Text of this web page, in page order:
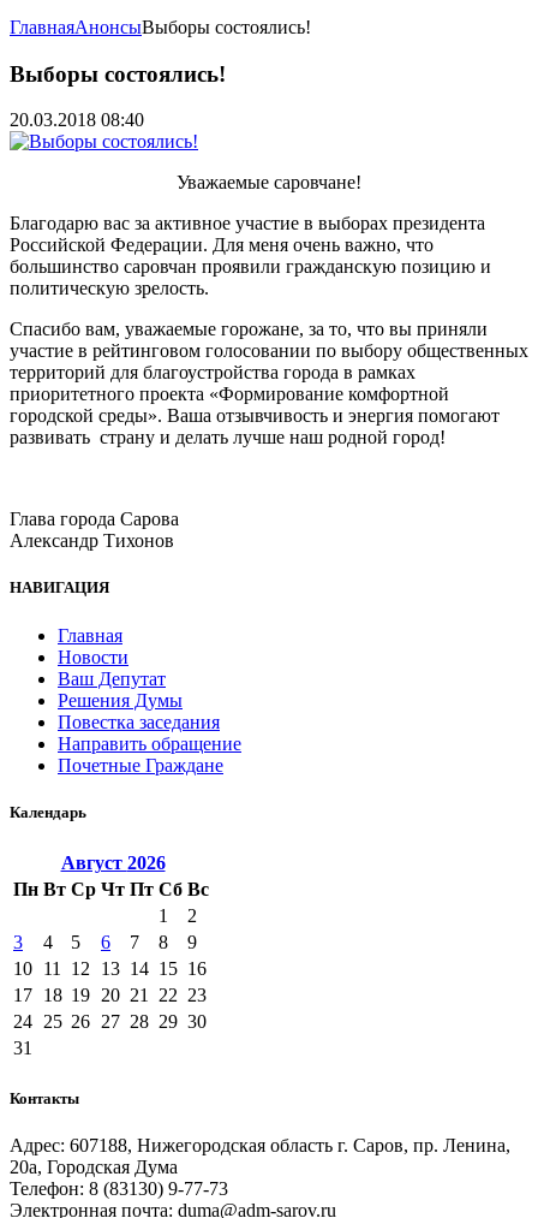
ГлавнаяАнонсыВыборы состоялись!
Выборы состоялись!
20.03.2018 08:40
Уважаемые саровчане!
Благодарю вас за активное участие в выборах президента
Российской Федерации. Для меня очень важно, что
большинство саровчан проявили гражданскую позицию и
политическую зрелость.
Спасибо вам, уважаемые горожане, за то, что вы приняли
участие в рейтинговом голосовании по выбору общественных
территорий для благоустройства города в рамках
приоритетного проекта «Формирование комфортной
городской среды». Ваша отзывчивость и энергия помогают
развивать страну и делать лучше наш родной город!
Глава города Сарова
Александр Тихонов
НАВИГАЦИЯ
Главная
Новости
Ваш Депутат
Решения Думы
Повестка заседания
Направить обращение
Почетные Граждане
Календарь
Август 2026
Пн Вт Ср Чт Пт Сб Вс
1
2
3
4 5 6 7 8
9
10 11 12 13 14 15 16
17 18 19 20 21 22 23
24 25 26 27 28 29 30
31
Контакты
Адрес: 607188, Нижегородская область г. Саров, пр. Ленина,
20а, Городская Дума
Телефон: 8 (83130) 9-77-73
Электронная почта: duma@adm-sarov.ru